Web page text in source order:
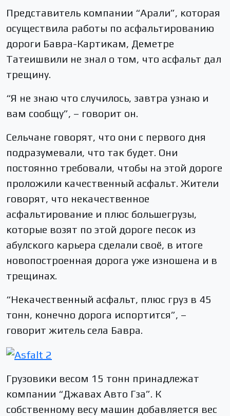
Представитель компании “Арали”, которая
осуществила работы по асфальтированию
дороги Бавра-Картикам, Деметре
Татеишвили не знал о том, что асфальт дал
трещину.
“Я не знаю что случилось, завтра узнаю и
вам сообщу”, – говорит он.
Сельчане говорят, что они с первого дня
подразумевали, что так будет. Они
постоянно требовали, чтобы на этой дороге
проложили качественный асфальт. Жители
говорят, что некачественное
асфальтирование и плюс большегрузы,
которые возят по этой дороге песок из
абулского карьера сделали своё, в итоге
новопостроенная дорога уже изношена и в
трещинах.
“Некачественный асфальт, плюс груз в 45
тонн, конечно дорога испортится”, –
говорит житель села Бавра.
Грузовики весом 15 тонн принадлежат
компании “Джавах Авто Гза”. К
собственному весу машин добавляется вес